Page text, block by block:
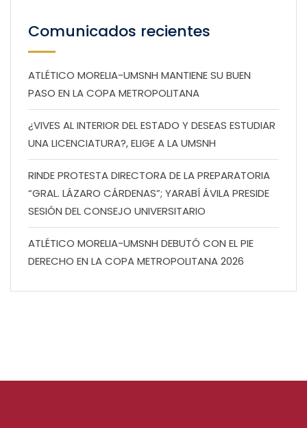
Comunicados recientes
ATLÉTICO MORELIA-UMSNH MANTIENE SU BUEN
PASO EN LA COPA METROPOLITANA
¿VIVES AL INTERIOR DEL ESTADO Y DESEAS ESTUDIAR
UNA LICENCIATURA?, ELIGE A LA UMSNH
RINDE PROTESTA DIRECTORA DE LA PREPARATORIA
“GRAL. LÁZARO CÁRDENAS”; YARABÍ ÁVILA PRESIDE
SESIÓN DEL CONSEJO UNIVERSITARIO
ATLÉTICO MORELIA-UMSNH DEBUTÓ CON EL PIE
DERECHO EN LA COPA METROPOLITANA 2026